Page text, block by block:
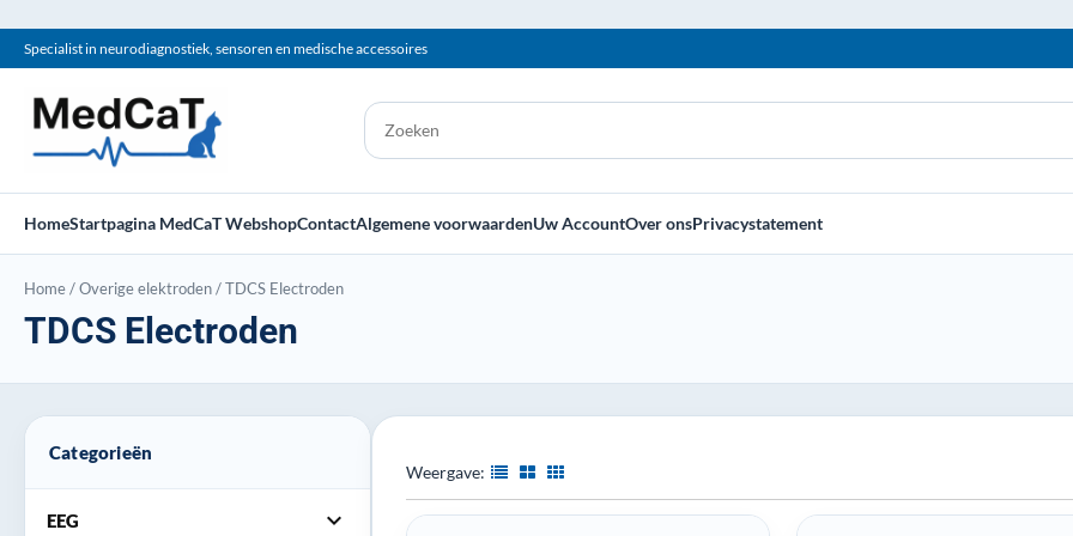
Specialist in neurodiagnostiek, sensoren en medische accessoires
HomeStartpagina MedCaT WebshopContactAlgemene voorwaardenUw AccountOver onsPrivacystatement
Home/Overige elektroden/TDCS Electroden
TDCS Electroden
Categorieën
EEG expand_more
Weergave: